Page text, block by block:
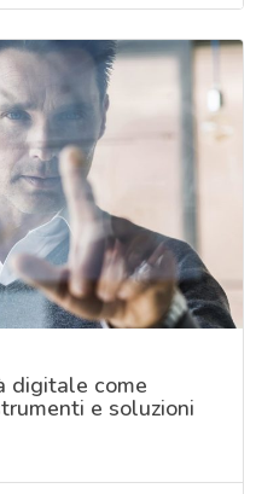
digitale come
e soluzioni